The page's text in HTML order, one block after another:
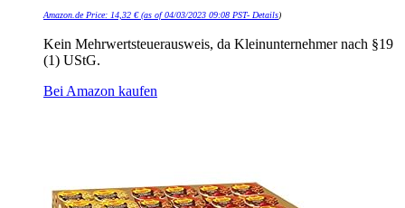
Amazon.de Price: 14,32 €(as of 04/03/2023 09:08 PST- Details)
Kein Mehrwertsteuerausweis, da Kleinunternehmer nach §19
(1) UStG.
Bei Amazon kaufen